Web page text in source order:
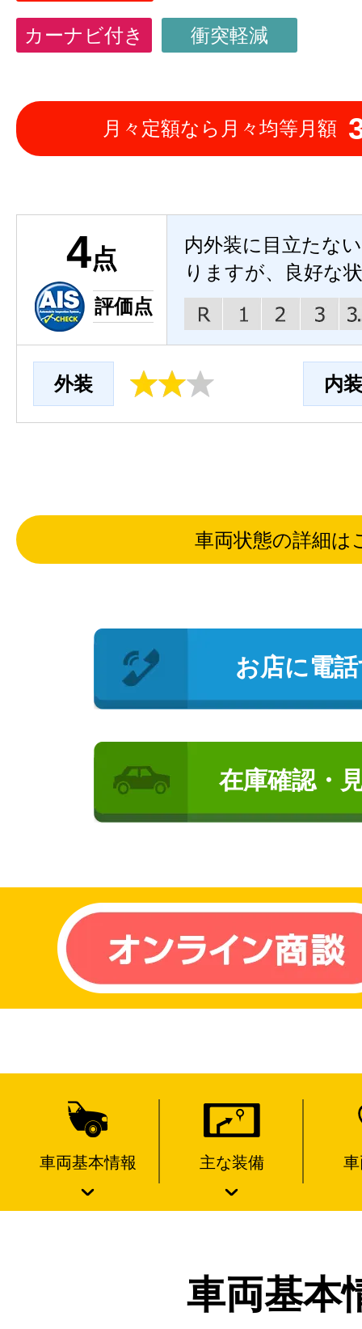
カーナビ付き 衝突軽減
月々定額なら月々均等月額
4点
評価点
内外装に目立たな
りますが、良好な
外装 内装
車両状態の詳細は
お店に電
在庫確認・
車両基本情報 主な装備
車両基本